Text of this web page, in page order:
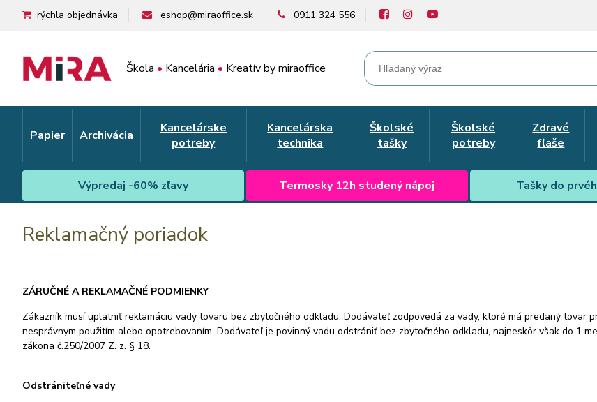
Škola • Kancelária • Kreatív by miraoffice
rýchla objednávka eshop@miraoffice.sk 0911 324 556
Papier Archivácia
Kancelárske
potreby
Kancelárska
technika
Školské
tašky
Školské
potreby
Zdravé
fľaše
Výpredaj -60% zľavy Termosky 12h studený nápoj Tašky do
Reklamačný poriadok
ZÁRUČNÉ A REKLAMAČNÉ PODMIENKY
Zákazník musí uplatniť reklamáciu vady tovaru bez zbytočného odkladu. Dodávateľ zodpovedá za vady, ktoré má predaný tovar
nesprávnym použitím alebo opotrebovaním. Dodávateľ je povinný vadu odstrániť bez zbytočného odkladu, najneskôr však do 1
zákona č.250/2007 Z. z. § 18.
Odstrániteľné vady